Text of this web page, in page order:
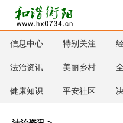
信息中心 特别关注
法治资讯 美丽乡村
健康知识 平安社区